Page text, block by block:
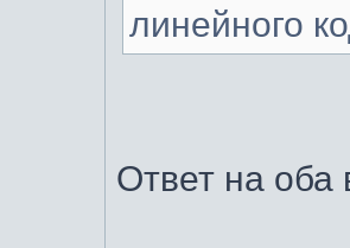
линейного
Ответ на оба